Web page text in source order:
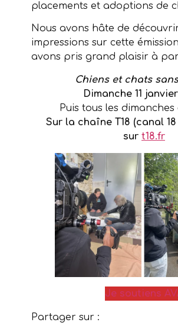
placements et adoptions de
Nous avons hâte de
impressions sur cette
avons pris grand plaisir à
Chiens et chats
Dimanche 11
Puis tous les
Sur la chaîne T18 (canal
sur t18.fr
Je soutiens
Partager sur :